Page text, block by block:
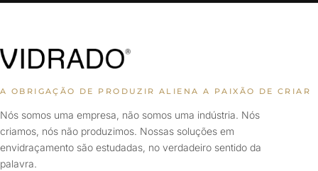
A OBRIGAÇÃO DE PRODUZIR ALIENA A PAIXÃO DE CRIAR
Nós somos uma empresa, não somos uma indústria. Nós
criamos, nós não produzimos. Nossas soluções em
envidraçamento são estudadas, no verdadeiro sentido da
palavra.